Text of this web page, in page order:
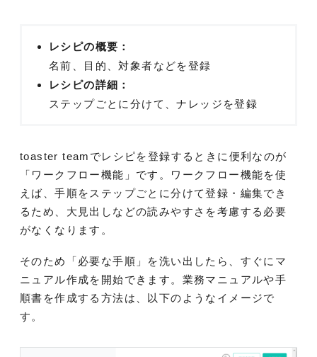
レシピの概要：
名前、目的、対象者などを登録
レシピの詳細：
ステップごとに分けて、ナレッジを登録
toaster teamでレシピを登録するときに便利なのが
「ワークフロー機能」です。ワークフロー機能を使
えば、手順をステップごとに分けて登録・編集でき
るため、大見出しなどの読みやすさを考慮する必要
がなくなります。
そのため「必要な手順」を洗い出したら、すぐにマ
ニュアル作成を開始できます。業務マニュアルや手
順書を作成する方法は、以下のようなイメージで
す。